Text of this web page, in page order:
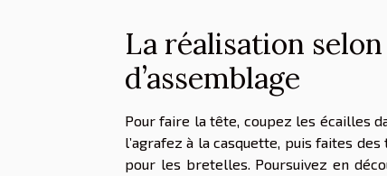
La réalisation
d’assemblage
Pour faire la tête, coupez les écailles
l’agrafez à la casquette, puis faites
pour les bretelles. Poursuivez en